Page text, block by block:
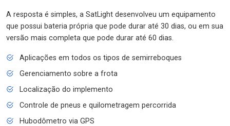
A resposta é simples, a SatLight desenvolveu um equipamento
que possui bateria própria que pode durar até 30 dias, ou em sua
versão mais completa que pode durar até 60 dias.
Aplicações em todos os tipos de semirreboques
Gerenciamento sobre a frota
Localização do implemento
Controle de pneus e quilometragem percorrida
Hubodômetro via GPS